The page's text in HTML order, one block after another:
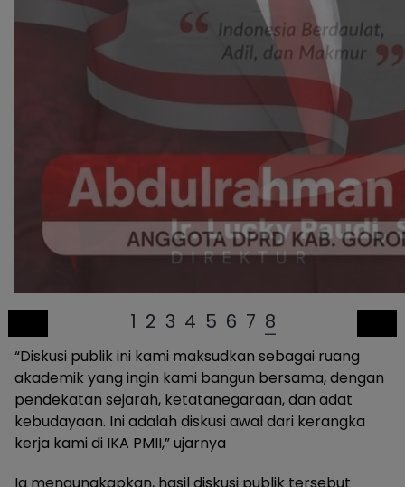
1 2 3 4 5 6 7 8
“Diskusi publik ini kami maksudkan sebagai ruang
akademik yang ingin kami bangun bersama, dengan
pendekatan sejarah, ketatanegaraan, dan adat
kebudayaan. Ini adalah diskusi awal dari kerangka
kerja kami di IKA PMII,” ujarnya
Ia mengungkapkan, hasil diskusi publik tersebut